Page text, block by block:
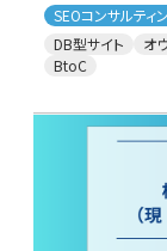
SEOコンサルティ
DB型サイト
オ
BtoC